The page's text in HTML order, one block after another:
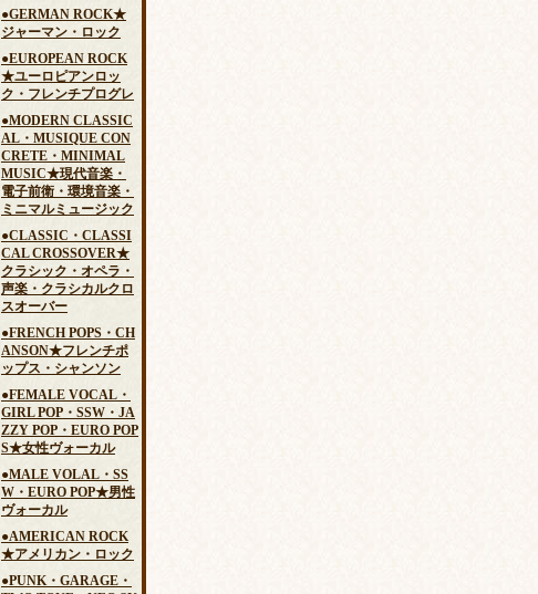
●GERMAN ROCK★
ジャーマン・ロック
●EUROPEAN ROCK
★ユーロピアンロッ
ク・フレンチプログレ
●MODERN CLASSIC
AL・MUSIQUE CON
CRETE・MINIMAL
MUSIC★現代音楽・
電子前衛・環境音楽・
ミニマルミュージック
●CLASSIC・CLASSI
CAL CROSSOVER★
クラシック・オペラ・
声楽・クラシカルクロ
スオーバー
●FRENCH POPS・CH
ANSON★フレンチポ
ップス・シャンソン
●FEMALE VOCAL・
GIRL POP・SSW・JA
ZZY POP・EURO POP
S★女性ヴォーカル
●MALE VOLAL・SS
W・EURO POP★男性
ヴォーカル
●AMERICAN ROCK
★アメリカン・ロック
●PUNK・GARAGE・